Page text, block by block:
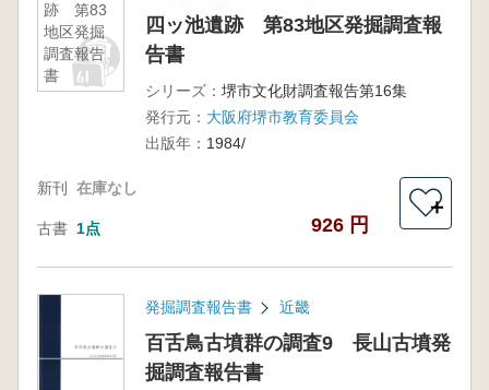
跡 第83
地区発掘
調査報告
書
四ッ池遺跡 第83地区発掘調査報
告書
シリーズ： 堺市文化財調査報告第16集
発行元： 大阪府堺市教育委員会
出版年： 1984/
新刊 在庫なし
古書 1点 926 円
＋
発掘調査報告書 近畿
百舌鳥古墳群の調査9 長山古墳発
掘調査報告書